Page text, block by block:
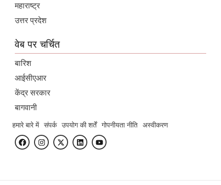
महाराष्ट्र
उत्तर प्रदेश
वेब पर चर्चित
बारिश
आईसीएआर
केंद्र सरकार
बागवानी
हमारे बारे में संपर्क उपयोग की शर्तें गोपनीयता नीति अस्वीकरण